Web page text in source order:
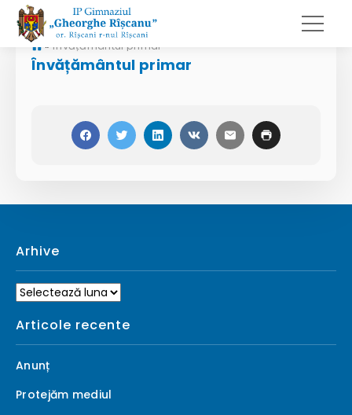
» Învățământul primar
Învățământul primar
Arhive
Arhive
Articole recente
Anunț
Protejăm mediul